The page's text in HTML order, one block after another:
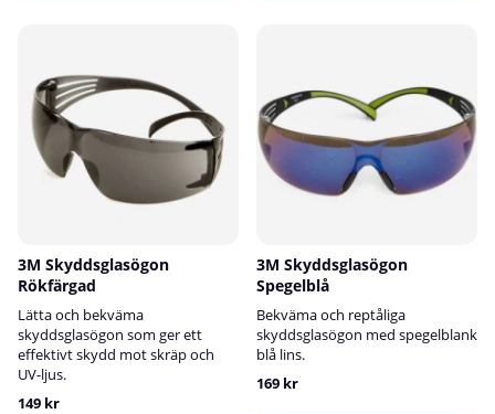
3M Skyddsglasögon
Rökfärgad
Lätta och bekväma
skyddsglasögon som ger ett
effektivt skydd mot skräp och
UV-ljus.
149 kr
3M Skyddsglasögon
Spegelblå
Bekväma och reptåliga
skyddsglasögon med spegelblank
blå lins.
169 kr